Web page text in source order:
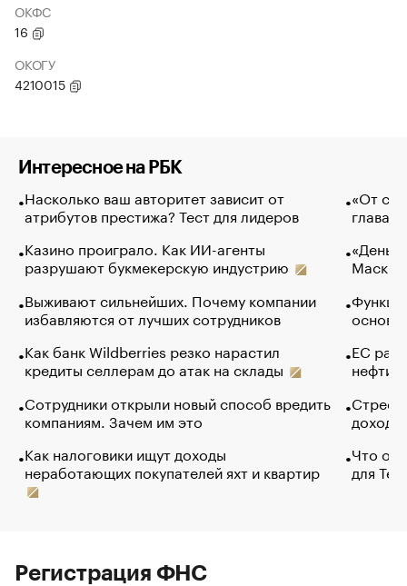
ОКФС
16
ОКОГУ
4210015
Интересное на РБК
Насколько ваш авторитет зависит от
атрибутов престижа? Тест для лидеров
Казино проиграло. Как ИИ-агенты
разрушают букмекерскую индустрию
Выживают сильнейших. Почему компании
избавляются от лучших сотрудников
Как банк Wildberries резко нарастил
кредиты селлерам до атак на склады
Сотрудники открыли новый способ вредить
компаниям. Зачем им это
Как налоговики ищут доходы
неработающих покупателей яхт и квартир
«От
глава
Маск в
основ
ЕС
нефти
Что
для
Регистрация ФНС